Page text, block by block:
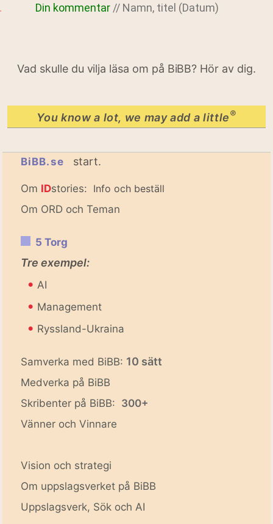
Din kommentar // Namn, titel (Datum)
Vad skulle du vilja läsa om på BiBB? Hör av dig.
You know a lot, we may add a little®
BiBB.se start.
Om IDstories: Info och beställ
Om ORD och Teman
5 Torg
Tre exempel:
• AI
• Management
• Ryssland-Ukraina
Samverka med BiBB: 10 sätt
Medverka på BiBB
Skribenter på BiBB: 300+
Vänner och Vinnare
Vision och strategi
Om uppslagsverket på BiBB
Uppslagsverk, Sök och AI